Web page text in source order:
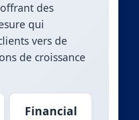
des
qui
vers de
de croissance
Financial